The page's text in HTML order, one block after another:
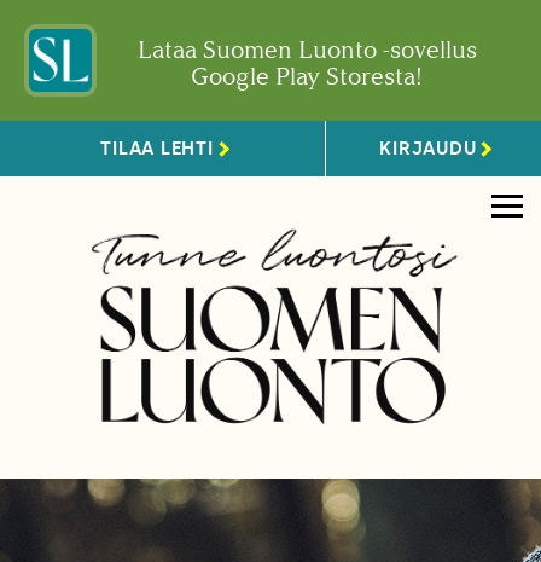
Lataa Suomen Luonto -sovellus
Google Play Storesta!
TILAA LEHTI KIRJAUDU